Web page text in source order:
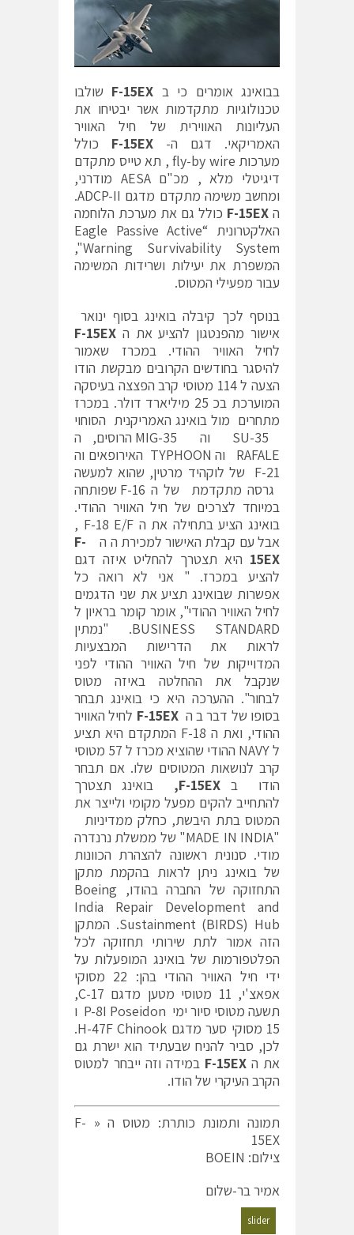
בבואינג אומרים כי ב F-15EX שולבו
טכנולוגיות מתקדמות אשר יבטיחו את
העליונות האווירית של חיל האוויר
האמריקאי. דגם ה- F-15EX כולל
מערכות fly-by wire , תא טייס מתקדם
דיגיטלי מלא , מכ"ם AESA מודרני,
ומחשב משימה מתקדם מדגם ADCP-II.
ה F-15EX כולל גם את מערכת הלוחמה
האלקטרונית “Eagle Passive Active
Warning Survivability System",
המשפרת את יעילות ושרידות המשימה
עבור מפעילי המטוס.
בנוסף לכך קיבלה בואינג בסוף ינואר
אישור מהפנטגון להציע את ה F-15EX
לחיל האוויר ההודי. במכרז שאמור
להיסגר בחודשים הקרובים מבקשת הודו
הצעה ל 114 מטוסי קרב הפצצה בעיסקה
המוערכת בכ 25 מיליארד דולר. במכרז
מתחרים מול בואינג האמריקנית הסוחוי
SU-35 וה MIG-35 הרוסים, ה
RAFALE וה TYPHOON האירופאים וה
F-21 של לוקהיד מרטין, שהוא למעשה
גרסה מתקדמת של ה F-16 שפותחה
במיוחד לצרכים של חיל האוויר ההודי.
בואינג הציע בתחילה את ה F-18 E/F ,
אבל עם קבלת האישור למכירת ה ה
F-
15EX היא תצטרך להחליט איזה דגם
להציע במכרז. " אני לא רואה כל
אפשרות שבואינג תציע את שני הדגמים
לחיל האוויר ההודי", אומר קומר בראיון ל
BUSINESS STANDARD. "נמתין
לראות את הדרישות המבצעיות
המדוייקות של חיל האוויר ההודי לפני
שנקבל את ההחלטה באיזה מטוס
לבחור". ההערכה היא כי בואינג תבחר
בסופו של דבר ב ה F-15EX לחיל האוויר
ההודי, ואת ה F-18 המתקדם היא תציע
ל NAVY ההודי שהוציא מכרז ל 57 מטוסי
קרב לנושאות המטוסים שלו. אם תבחר
הודו ב F-15EX
,
בואינג תצטרך
להתחייב להקים מפעל מקומי ולייצר את
המטוס בתת היבשת, כחלק ממדיניות
"MADE IN INDIA" של ממשלת נרנדרה
מודי. סנונית ראשונה להצהרת הכוונות
של בואינג ניתן לראות בהקמת מתקן
התחזוקה של החברה בהודו, Boeing
India Repair Development and
Sustainment (BIRDS) Hub. המתקן
הזה אמור לתת שירותי תחזוקה לכל
הפלטפורמות של בואינג המופעלות על
ידי חיל האוויר ההודי בהן: 22 מסוקי
אפאצ'י, 11 מטוסי מטען מדגם C-17,
תשעה מטוסי סיור ימי P-8I Poseidon ו
15 מסוקי סער מדגם H-47F Chinook.
לכן, סביר להניח שבעתיד הוא ישרת גם
את ה F-15EX במידה וזה ייבחר למטוס
הקרב העיקרי של הודו.
תמונה ותמונת כותרת: מטוס ה « F-
15EX
צילום: BOEIN
אמיר בר-שלום
slider